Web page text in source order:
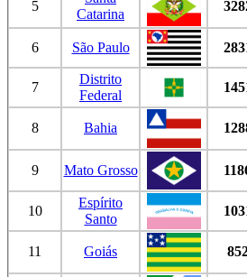
5
Catarina
6 São Paulo
7
Distrito
Federal
8 Bahia
9 Mato Grosso
10
Espírito
Santo
11 Goiás